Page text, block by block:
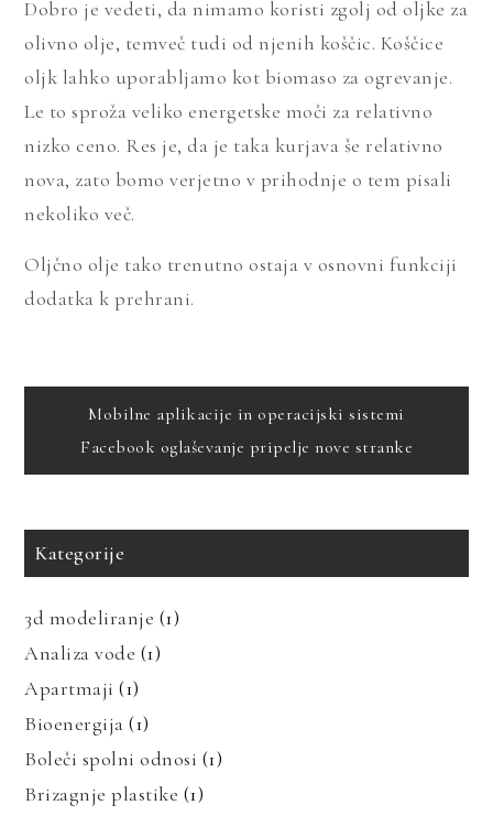
Dobro je vedeti, da nimamo koristi zgolj od oljke za
olivno olje, temveč tudi od njenih koščic. Koščice
oljk lahko uporabljamo kot biomaso za ogrevanje.
Le to sproža veliko energetske moči za relativno
nizko ceno. Res je, da je taka kurjava še relativno
nova, zato bomo verjetno v prihodnje o tem pisali
nekoliko več.
Oljčno olje tako trenutno ostaja v osnovni funkciji
dodatka k prehrani.
Navigacija
prispevka
Mobilne aplikacije in operacijski sistemi
Facebook oglaševanje pripelje nove stranke
Kategorije
3d modeliranje (1)
Analiza vode (1)
Apartmaji (1)
Bioenergija (1)
Boleči spolni odnosi (1)
Brizagnje plastike (1)